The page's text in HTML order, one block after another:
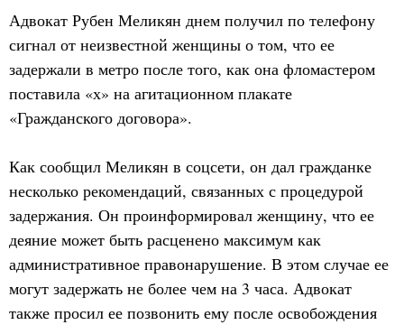
Адвокат Рубен Меликян днем получил по телефону
сигнал от неизвестной женщины о том, что ее
задержали в метро после того, как она фломастером
поставила «х» на агитационном плакате
«Гражданского договора».
Как сообщил Меликян в соцсети, он дал гражданке
несколько рекомендаций, связанных с процедурой
задержания. Он проинформировал женщину, что ее
деяние может быть расценено максимум как
административное правонарушение. В этом случае ее
могут задержать не более чем на 3 часа. Адвокат
также просил ее позвонить ему после освобождения